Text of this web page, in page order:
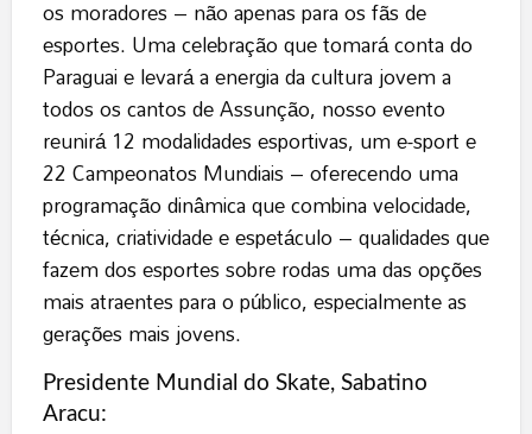
os moradores – não apenas para os fãs de
esportes. Uma celebração que tomará conta do
Paraguai e levará a energia da cultura jovem a
todos os cantos de Assunção, nosso evento
reunirá 12 modalidades esportivas, um e-sport e
22 Campeonatos Mundiais – oferecendo uma
programação dinâmica que combina velocidade,
técnica, criatividade e espetáculo – qualidades que
fazem dos esportes sobre rodas uma das opções
mais atraentes para o público, especialmente as
gerações mais jovens.
Presidente Mundial do Skate, Sabatino
Aracu: